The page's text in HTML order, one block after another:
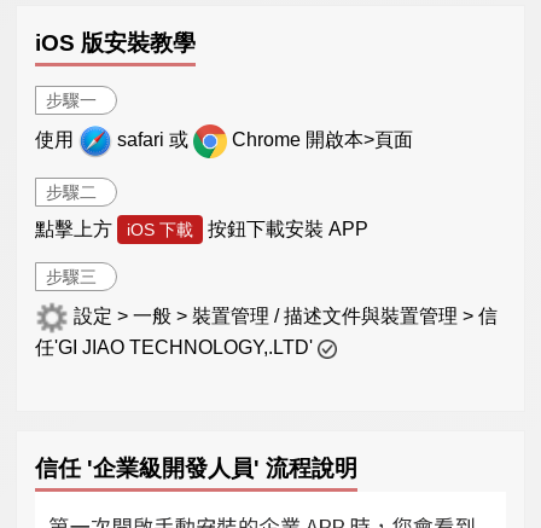
iOS 版安裝教學
步驟一
使用 safari 或 Chrome 開啟本>頁面
步驟二
點擊上方 iOS 下載 按鈕下載安裝 APP
步驟三
設定 > 一般 > 裝置管理 / 描述文件與裝置管理 > 信
任'GI JIAO TECHNOLOGY,.LTD'
信任 '企業級開發人員' 流程說明